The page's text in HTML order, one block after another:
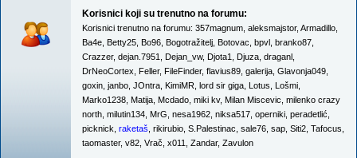
Korisnici koji su trenutno na forumu:
Korisnici trenutno na forumu: 357magnum aleksmajstor, Armadillo
Ba4e Betty25 Bo96 Bogotražitelj Botovac bpvl branko87
Crazzer, dejan.7951 Dejan_vw, Djota1 Djuza draganl
DrNeoCortex Feller, FileFinder, flavius89 galerija Glavonja049
goxin janbo JOntra KimiMR lord sir giga Lotus Lošmi
Marko1238 Matija Mcdado miki kv, Milan Miscevic milenko crazy
north milutin134 MrG nesa1962 niksa517 operniki peradetlić
picknick raketaš rikirubio S.Palestinac sale76 sap Siti2 Tafocus
taomaster, v82 Vrač x011 Zandar, Zavulon